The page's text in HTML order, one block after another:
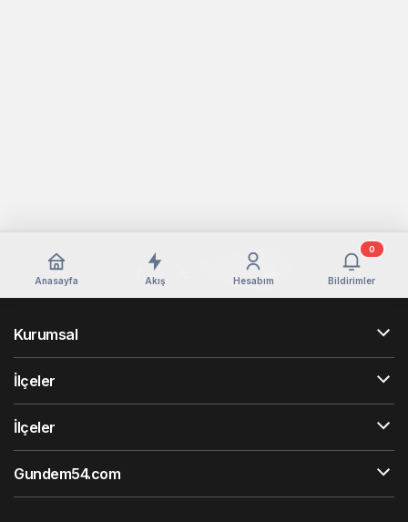
Anasayfa Akış Hesabım Bildirimler
0
Kurumsal
İlçeler
İlçeler
Gundem54.com